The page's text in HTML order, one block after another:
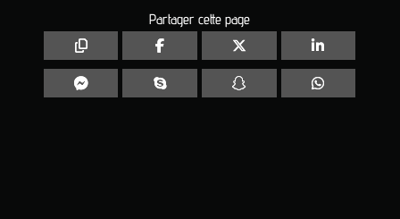
Partager cette page